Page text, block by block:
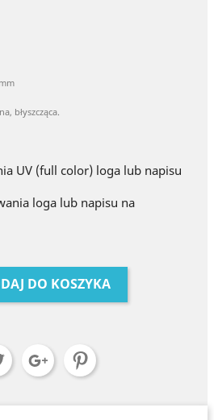
błyszcząca.
UV (full color) loga lub napisu
loga lub napisu na
DO KOSZYKA